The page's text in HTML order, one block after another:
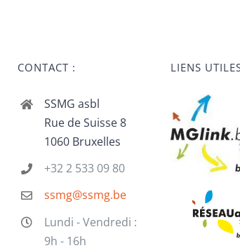
CONTACT :
SSMG asbl
Rue de Suisse 8
1060 Bruxelles
+32 2 533 09 80
ssmg@ssmg.be
Lundi - Vendredi :
9h - 16h
LIENS